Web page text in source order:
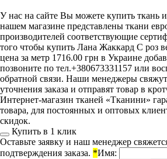
У нас на сайте Вы можете купить ткань
нашем магазине представлены ткани
производителей соответствующие
того чтобы купить Лана Жаккард С роз
цена за метр 1716.00 грн в Украине
позвоните по тел.+380673331157 или
обратной связи. Наши менеджеры
уточнения заказа и отправят товар в
Интернет-магазин тканей «Тканини»
товара, для постоянных и оптовых
скидок.
Купить в 1 клик
Оставьте заявку и наш менеджер
подтверждения заказа. *Имя: